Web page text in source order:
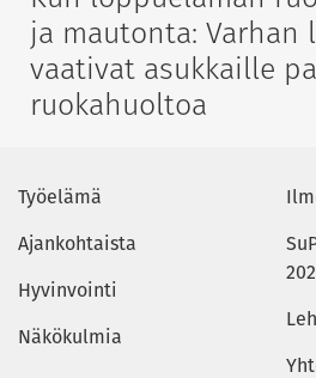
ja mautonta:
vaativat asukkaille
ruokahuoltoa
Työelämä
Ajankohtaista
Hyvinvointi
Näkökulmia